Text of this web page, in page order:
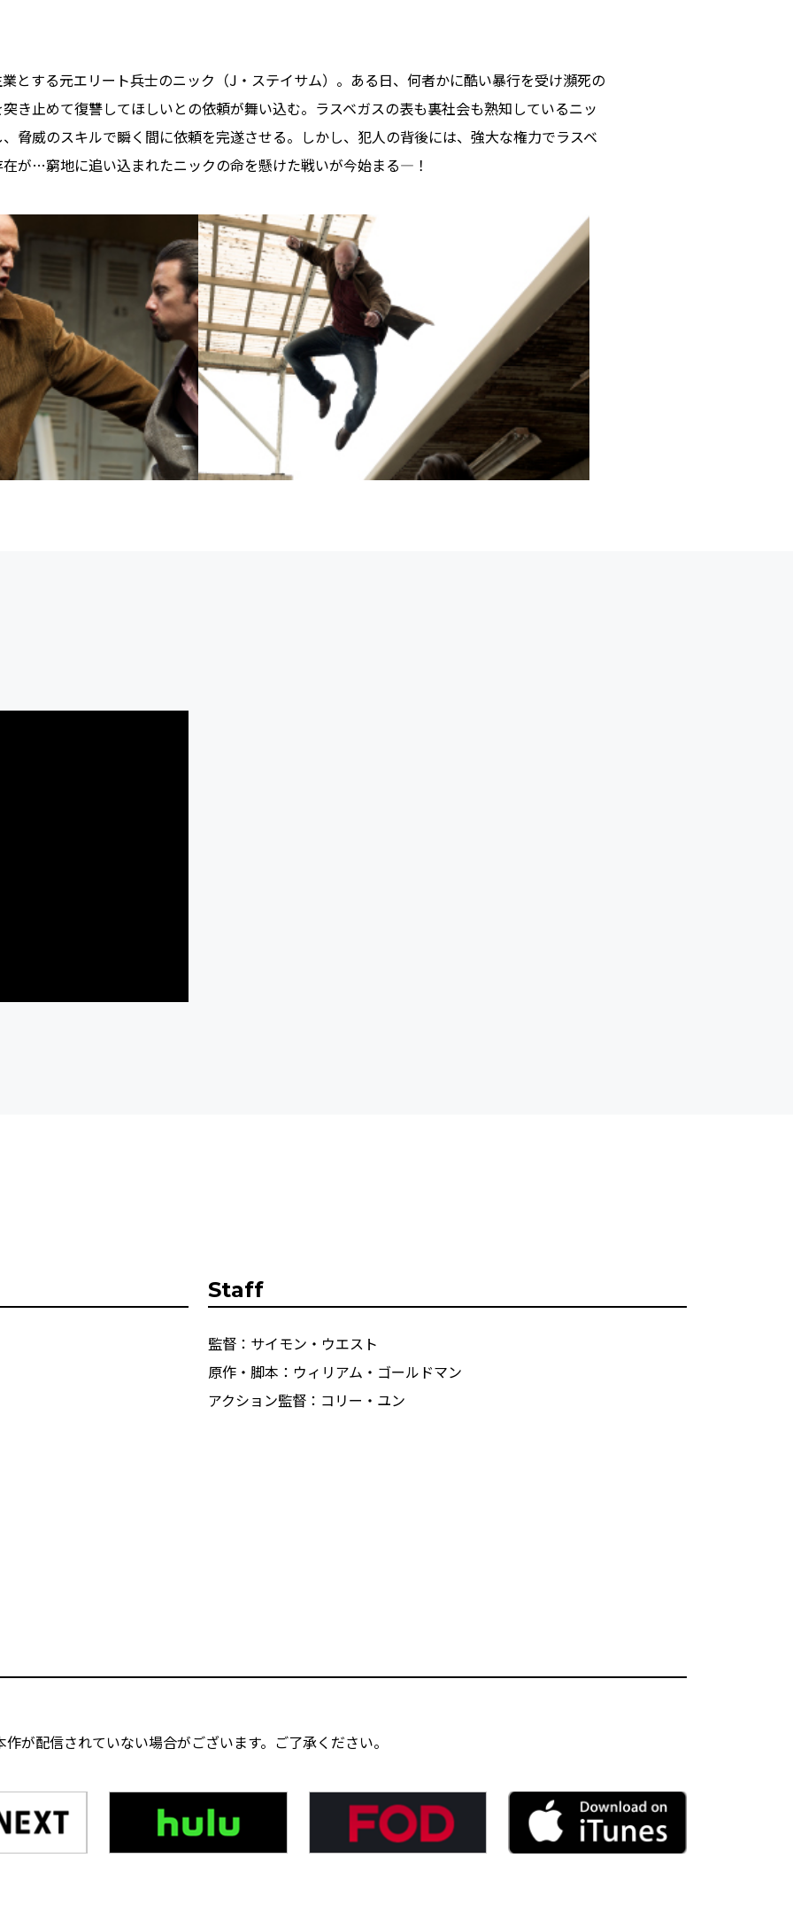
とする元エリート兵士のニック（J・ステイサム）。ある日、何者かに酷い暴行を受け瀕死の
き止めて復讐してほしいとの依頼が舞い込む。ラスベガスの表も裏社会も熟知しているニッ
脅威のスキルで瞬く間に依頼を完遂させる。しかし、犯人の背後には、強大な権力でラスベ
が…窮地に追い込まれたニックの命を懸けた戦いが今始まる―！
Staff
監督：サイモン・ウエスト
原作・脚本：ウィリアム・ゴールドマン
アクション監督：コリー・ユン
が配信されていない場合がございます。ご了承ください。